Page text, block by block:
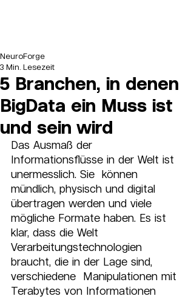
5 Branchen, in denen
BigData ein Muss ist
und sein wird
NeuroForge
3 Min. Lesezeit
Das Ausmaß der
Informationsflüsse in der Welt ist
unermesslich. Sie  können
mündlich, physisch und digital
übertragen werden und viele
mögliche Formate haben. Es ist
klar, dass die Welt
Verarbeitungstechnologien
braucht, die in der Lage sind,
verschiedene  Manipulationen mit
Terabytes von Informationen